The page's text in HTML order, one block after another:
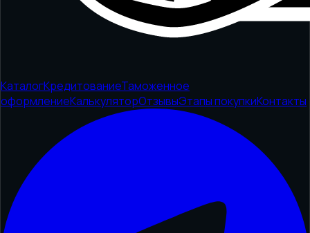
КаталогКредитованиеТаможенное
оформлениеКалькуляторОтзывыЭтапы покупкиКонтакты